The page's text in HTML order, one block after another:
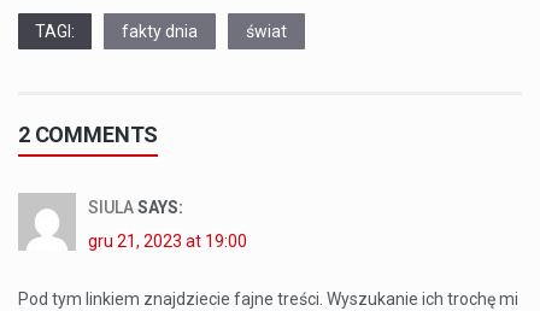
TAGI: fakty dnia świat
2 COMMENTS
SIULASAYS:
gru 21, 2023 at 19:00
Pod tym linkiem znajdziecie fajne treści. Wyszukanie ich trochę mi